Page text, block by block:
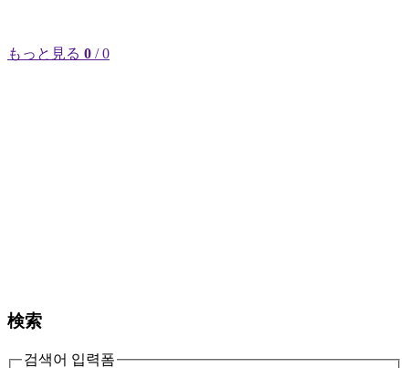
もっと見る 0 / 0
検索
검색어 입력폼